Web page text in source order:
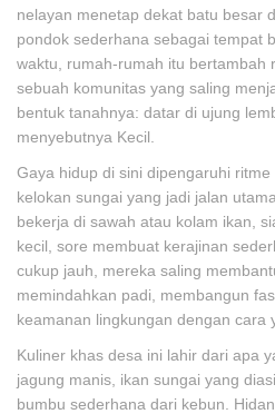
nelayan menetap dekat batu besar
pondok sederhana sebagai tempat
waktu, rumah-rumah itu bertambah
sebuah komunitas yang saling
bentuk tanahnya: datar di ujung
menyebutnya Kecil.
Gaya hidup di sini dipengaruhi
kelokan sungai yang jadi jalan
bekerja di sawah atau kolam ikan,
kecil, sore membuat kerajinan
cukup jauh, mereka saling
memindahkan padi, membangun
keamanan lingkungan dengan cara
Kuliner khas desa ini lahir dari apa
jagung manis, ikan sungai yang
bumbu sederhana dari kebun.